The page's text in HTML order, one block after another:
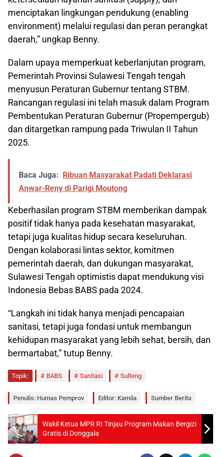
menciptakan lingkungan pendukung (enabling
environment) melalui regulasi dan peran perangkat
daerah,” ungkap Benny.
Dalam upaya memperkuat keberlanjutan program,
Pemerintah Provinsi Sulawesi Tengah tengah
menyusun Peraturan Gubernur tentang STBM.
Rancangan regulasi ini telah masuk dalam Program
Pembentukan Peraturan Gubernur (Propempergub)
dan ditargetkan rampung pada Triwulan II Tahun
2025.
Baca Juga: Ribuan Masyarakat Padati Deklarasi
Anwar-Reny di Parigi Moutong
Keberhasilan program STBM memberikan dampak
positif tidak hanya pada kesehatan masyarakat,
tetapi juga kualitas hidup secara keseluruhan.
Dengan kolaborasi lintas sektor, komitmen
pemerintah daerah, dan dukungan masyarakat,
Sulawesi Tengah optimistis dapat mendukung visi
Indonesia Bebas BABS pada 2024.
“Langkah ini tidak hanya menjadi pencapaian
sanitasi, tetapi juga fondasi untuk membangun
kehidupan masyarakat yang lebih sehat, bersih, dan
bermartabat,” tutup Benny.
Topik: BABS Sanitasi Sulteng
Penulis: Humas Pemprov Editor: Kamila Sumber Berita
Wakil Ketua MPR RI Tinjau Program Makan Bergizi
Gratis di Donggala